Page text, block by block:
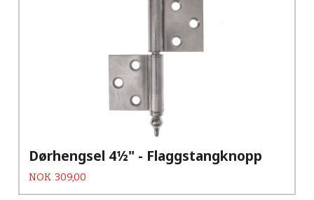
Dørhengsel 4½" - Flaggstangknopp
Pris
NOK 309,00